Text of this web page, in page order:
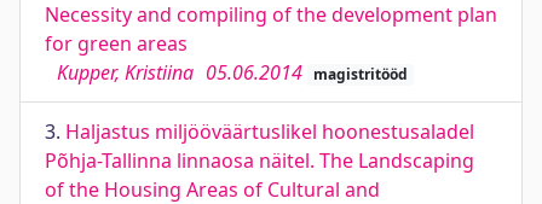
Necessity and compiling of the development plan
for green areas
Kupper, Kristiina 05.06.2014 magistritööd
3. Haljastus miljööväärtuslikel hoonestusaladel
Põhja-Tallinna linnaosa näitel. The Landscaping
of the Housing Areas of Cultural and